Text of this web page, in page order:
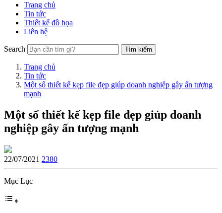
Trang chủ
Tin tức
Thiết kế đồ họa
Liên hệ
Search
Trang chủ
Tin tức
Một số thiết kế kẹp file đẹp giúp doanh nghiệp gây ấn tượng
mạnh
Một số thiết kế kẹp file đẹp giúp doanh
nghiệp gây ấn tượng mạnh
22/07/2021 2380
Mục Lục